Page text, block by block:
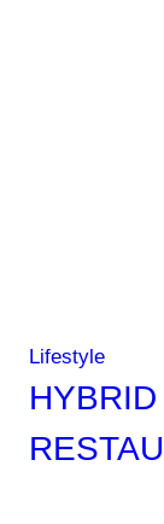
Lifestyle